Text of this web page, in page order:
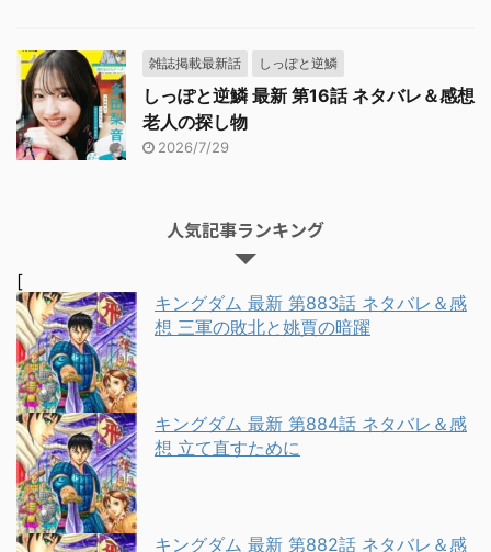
雑誌掲載最新話 しっぽと逆鱗
しっぽと逆鱗 最新 第16話 ネタバレ＆感想
老人の探し物
2026/7/29
人気記事ランキング
[
キングダム 最新 第883話 ネタバレ＆感
想 三軍の敗北と姚賈の暗躍
キングダム 最新 第884話 ネタバレ＆感
想 立て直すために
キングダム 最新 第882話 ネタバレ＆感